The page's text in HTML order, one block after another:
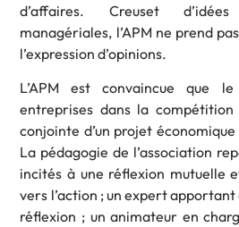
d’affaires. Creuset
managériales, l’APM ne prend
l’expression d’opinions.
L’APM est convaincue que
entreprises dans la
conjointe d’un projet
La pédagogie de l’association
incités à une réflexion mutuelle
vers l’action ; un expert
réflexion ; un animateur en